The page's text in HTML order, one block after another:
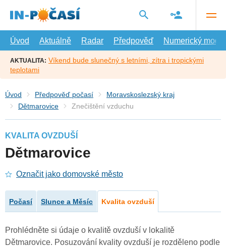
hlavní
Úvod
Aktuálně Radar Předpověď Numerický model
AKTUALITA: Víkend bude slunečný s letními, zítra i tropickými
teplotami
Úvod Předpověď počasí
Moravskoslezský kraj
Dětmarovice
Znečištění vzduchu
KVALITA OVZDUŠÍ
Dětmarovice
Označit jako domovské město
Počasí Slunce a Měsíc Kvalita ovzduší
Prohlédněte si údaje o kvalitě ovzduší v lokalitě
Dětmarovice. Posuzování kvality ovzduší je rozděleno podle